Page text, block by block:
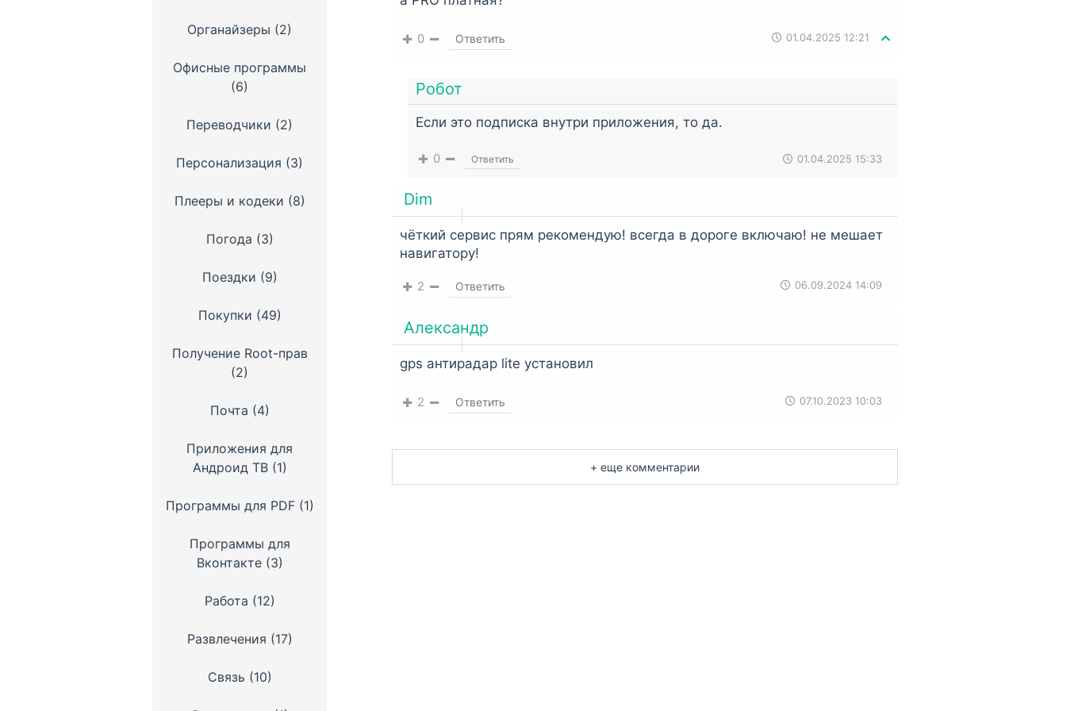
0 Ответить 01.04.2025 12:21
Робот
Если это подписка внутри приложения, то да.
0 Ответить 01.04.2025 15:33
Dim
чёткий сервис прям рекомендую! всегда в дороге включаю! не мешает
навигатору!
2 Ответить 06.09.2024 14:09
Александр
gps антирадар lite установил
2 Ответить 07.10.2023 10:03
+ еще комментарии
Органайзеры (2)
Офисные программы
(6)
Переводчики (2)
Персонализация (3)
Плееры и кодеки (8)
Погода (3)
Поездки (9)
Покупки (49)
Получение Root-прав
(2)
Почта (4)
Приложения для
Андроид ТВ(1)
Программы для PDF(1)
Программы для
Вконтакте(3)
Работа (12)
Развлечения (17)
Связь (10)